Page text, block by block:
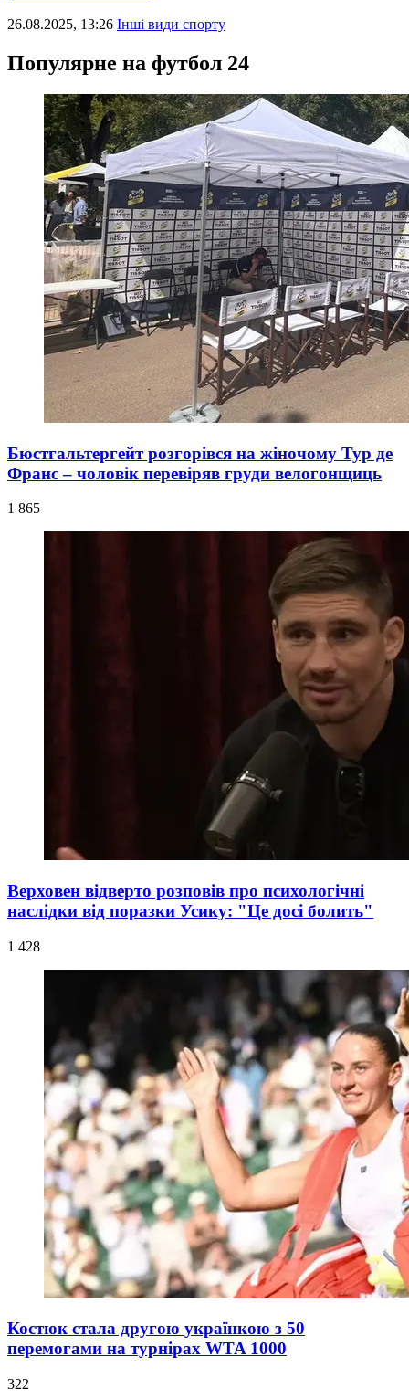
26.08.2025, 13:26 Інші види спорту
Популярне на футбол 24
Бюстгальтергейт розгорівся на жіночому Тур де
Франс – чоловік перевіряв груди велогонщиць
1 865
Верховен відверто розповів про психологічні
наслідки від поразки Усику: "Це досі болить"
1 428
Костюк стала другою українкою з 50
перемогами на турнірах WTA 1000
322